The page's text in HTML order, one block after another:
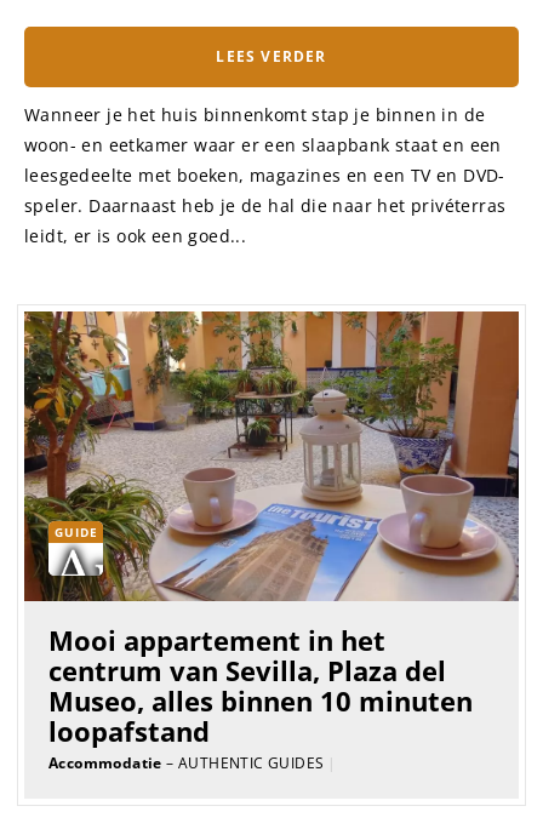
LEES VERDER
Wanneer je het huis binnenkomt stap je binnen in de
woon- en eetkamer waar er een slaapbank staat en een
leesgedeelte met boeken, magazines en een TV en DVD-
speler. Daarnaast heb je de hal die naar het privéterras
leidt, er is ook een goed...
GUIDE
Mooi appartement in het
centrum van Sevilla, Plaza del
Museo, alles binnen 10 minuten
loopafstand
Accommodatie – AUTHENTIC GUIDES |